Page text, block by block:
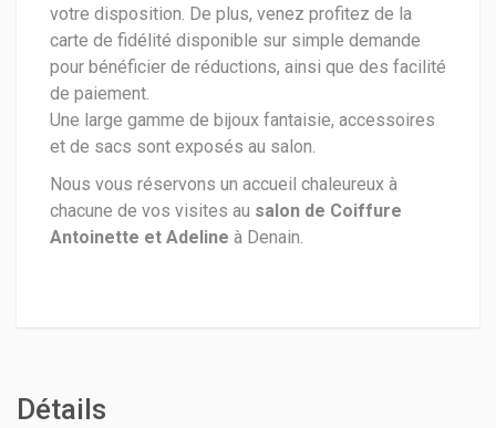
votre disposition. De plus, venez profitez de la
carte de fidélité disponible sur simple demande
pour bénéficier de réductions, ainsi que des facilité
de paiement.
Une large gamme de bijoux fantaisie, accessoires
et de sacs sont exposés au salon.
Nous vous réservons un accueil chaleureux à
chacune de vos visites au salon de Coiffure
Antoinette et Adeline à Denain.
Détails